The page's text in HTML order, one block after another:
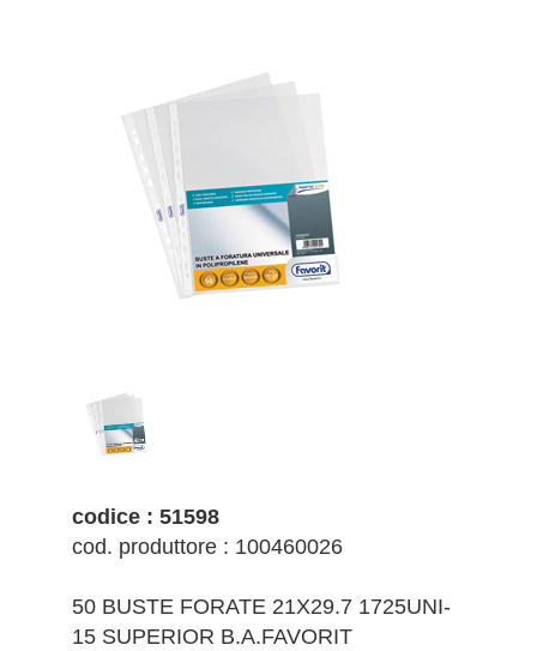
codice : 51598
cod. produttore : 100460026
50 BUSTE FORATE 21X29.7 1725UNI-
15 SUPERIOR B.A.FAVORIT